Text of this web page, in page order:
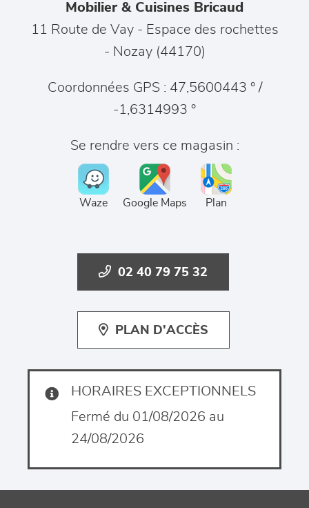
décoration
Mobilier & Cuisines Bricaud
11 Route de Vay - Espace des rochettes
- Nozay(44170)
Coordonnées GPS : 47,5600443 ° /
-1,6314993 °
Se rendre vers ce magasin :
Waze Google Maps Plan
02 40 79 75 32
PLAN D'ACCÈS
HORAIRES EXCEPTIONNELS
Fermé du 01/08/2026 au
24/08/2026